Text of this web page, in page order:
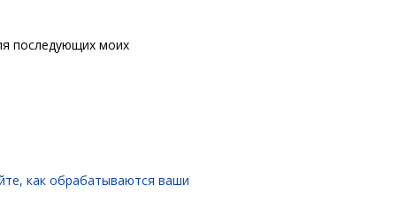
последующих моих
как обрабатываются ваши